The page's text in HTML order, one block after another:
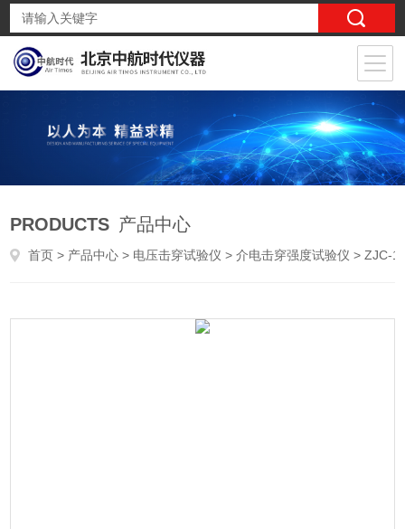
PRODUCTS 产品中心
首页 > 产品中心 > 电压击穿试验仪 >介电击穿强度试验仪 > ZJC-150KV击穿仪介电击穿强度试验仪